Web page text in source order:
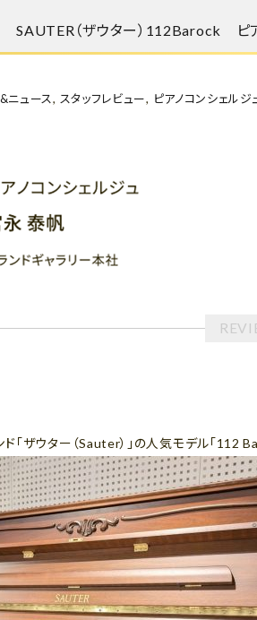
新品ピアノ
コンサートグランドピアノ
SAUTER（ザウター）112Barock ピ
ニュース, スタッフレビュー, ピアノコンシェル
「ザウター（Sauter）」の人気モデル「112